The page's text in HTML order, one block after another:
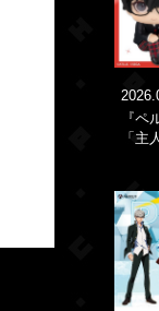
『ペ
「主